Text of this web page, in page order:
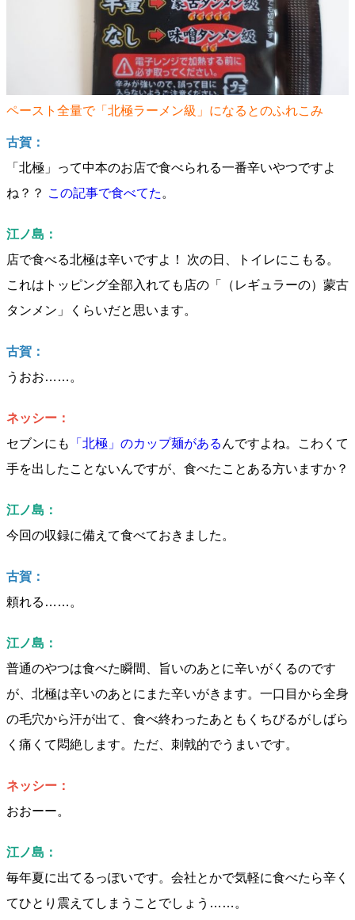
ペースト全量で「北極ラーメン級」になるとのふれこみ
古賀：
「北極」って中本のお店で食べられる一番辛いやつですよ
ね？？ この記事で食べてた 。
江ノ島：
店で食べる北極は辛いですよ！ 次の日、トイレにこもる。
これはトッピング全部入れても店の「（レギュラーの）蒙古
タンメン」くらいだと思います。
古賀：
うおお……。
ネッシー：
セブンにも
「北極」のカップ麺がある んですよね。こわくて
手を出したことないんですが、食べたことある方いますか？
江ノ島：
今回の収録に備えて食べておきました。
古賀：
頼れる……。
江ノ島：
普通のやつは食べた瞬間、旨いのあとに辛いがくるのです
が、北極は辛いのあとにまた辛いがきます。一口目から全身
の毛穴から汗が出て、食べ終わったあともくちびるがしばら
く痛くて悶絶します。ただ、刺戟的でうまいです。
ネッシー：
おおーー。
江ノ島：
毎年夏に出てるっぽいです。会社とかで気軽に食べたら辛く
てひとり震えてしまうことでしょう……。